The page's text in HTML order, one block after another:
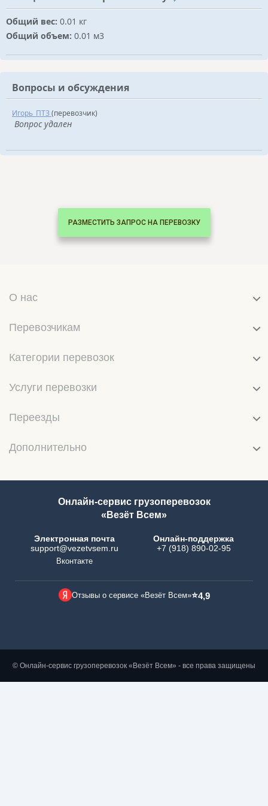
Общий вес: 0.01 кг
Общий объем: 0.01 м3
Вопросы и обсуждения
Игорь_ПТЗ(перевозчик)
Вопрос удален
РАЗМЕСТИТЬ ЗАПРОС НА ПЕРЕВОЗКУ
О нас
Перевозчикам
Категории перевозок
Услуги перевозки
Переезды
Дополнительно
Онлайн-сервис грузоперевозок
«Везёт Всем»
Электронная почта
support@vezetvsem.ru
Вконтакте
Онлайн-поддержка
+7 (918) 890-02-95
Отзывы о сервисе «Везёт Всем»⭐4,9
© Онлайн-сервис грузоперевозок «Везёт Всем» - все права защищены